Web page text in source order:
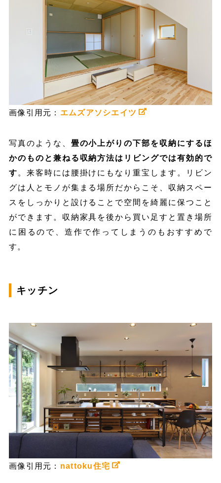
画像引用元： エムズアソシエイツ
写真のような、 畳の小上がりの下部を収納にするほ
かのものと兼ねる収納方法はリビングでは有効的で
す 。来客時には腰掛けにもなり重宝します。リビン
グは人とモノが集まる場所だからこそ、収納スペー
スをしっかりと設けることで空間を綺麗に保つこと
ができます。収納家具を後から買い足すと置き場所
に困るので、造作で作ってしまうのもおすすめで
す。
キッチン
画像引用元： nattoku住宅